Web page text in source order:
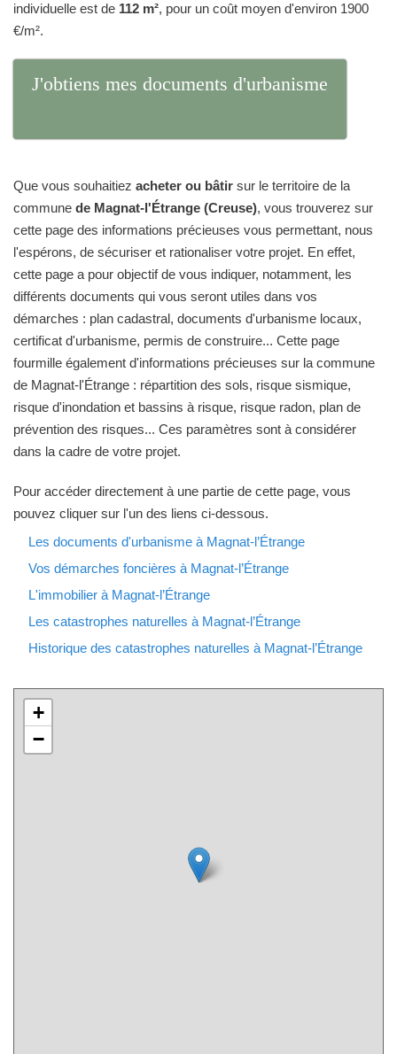
individuelle est de 112 m², pour un coût moyen d'environ 1900
€/m².
J'obtiens mes documents d'urbanisme
Que vous souhaitiez acheter ou bâtir sur le territoire de la
commune de Magnat-l'Étrange (Creuse), vous trouverez sur
cette page des informations précieuses vous permettant, nous
l'espérons, de sécuriser et rationaliser votre projet. En effet,
cette page a pour objectif de vous indiquer, notamment, les
différents documents qui vous seront utiles dans vos
démarches : plan cadastral, documents d'urbanisme locaux,
certificat d'urbanisme, permis de construire... Cette page
fourmille également d'informations précieuses sur la commune
de Magnat-l'Étrange : répartition des sols, risque sismique,
risque d'inondation et bassins à risque, risque radon, plan de
prévention des risques... Ces paramètres sont à considérer
dans la cadre de votre projet.
Pour accéder directement à une partie de cette page, vous
pouvez cliquer sur l'un des liens ci-dessous.
Les documents d'urbanisme à Magnat-l’Étrange
Vos démarches foncières à Magnat-l’Étrange
L'immobilier à Magnat-l’Étrange
Les catastrophes naturelles à Magnat-l’Étrange
Historique des catastrophes naturelles à Magnat-l’Étrange
+
−